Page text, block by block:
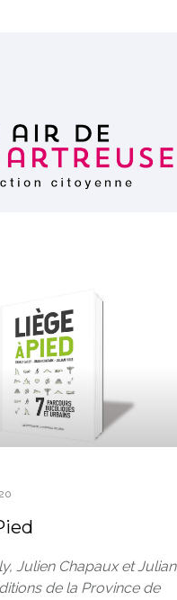
Julien Chapaux et Julian
de la Province de